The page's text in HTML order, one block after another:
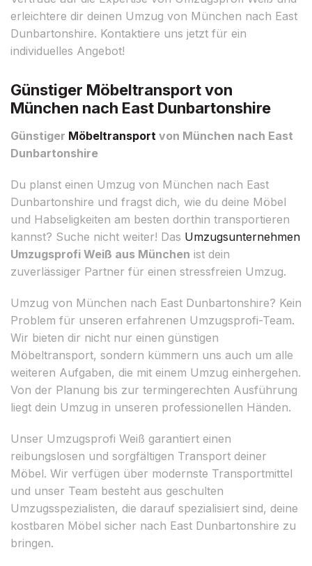
erleichtere dir deinen Umzug von München nach East
Dunbartonshire. Kontaktiere uns jetzt für ein
individuelles Angebot!
Günstiger Möbeltransport von
München nach East Dunbartonshire
Günstiger Möbeltransport von München nach East
Dunbartonshire
Du planst einen Umzug von München nach East
Dunbartonshire und fragst dich, wie du deine Möbel
und Habseligkeiten am besten dorthin transportieren
kannst? Suche nicht weiter! Das Umzugsunternehmen
Umzugsprofi Weiß aus München ist dein
zuverlässiger Partner für einen stressfreien Umzug.
Umzug von München nach East Dunbartonshire? Kein
Problem für unseren erfahrenen Umzugsprofi-Team.
Wir bieten dir nicht nur einen günstigen
Möbeltransport, sondern kümmern uns auch um alle
weiteren Aufgaben, die mit einem Umzug einhergehen.
Von der Planung bis zur termingerechten Ausführung
liegt dein Umzug in unseren professionellen Händen.
Unser Umzugsprofi Weiß garantiert einen
reibungslosen und sorgfältigen Transport deiner
Möbel. Wir verfügen über modernste Transportmittel
und unser Team besteht aus geschulten
Umzugsspezialisten, die darauf spezialisiert sind, deine
kostbaren Möbel sicher nach East Dunbartonshire zu
bringen.